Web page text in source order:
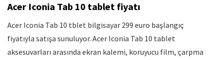
Acer Iconia Tab 10 tablet fiyatı
Acer Iconia Tab 10 tblet bilgisayar 299 euro başlangıç
fiyatıyla satışa sunuluyor. Acer Iconia Tab 10 tablet
aksesuvarları arasında ekran kalemi, koruyucu film, çarpma